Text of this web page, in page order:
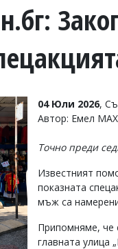
04 Юли 2026,
Автор: Емел
Точно преди
Известният
показната
мъж са
Припомняме, че
главната улица